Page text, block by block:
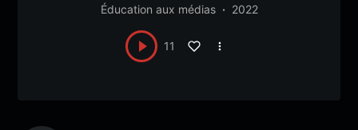
Éducation aux médias 2022
11